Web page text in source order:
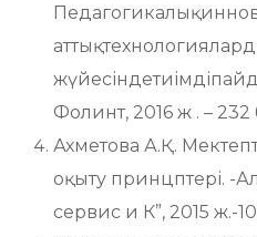
Фолинт, 2016 ж . – 232
Ахметова А.Қ.
оқыту принцптері. -
сервис и К”, 2015 ж.-